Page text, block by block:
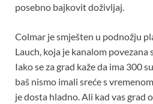
posebno bajkovit doživljaj.
Colmar je smješten u podnožju
Lauch, koja je kanalom povezana
Iako se za grad kaže da ima 300
baš nismo imali sreće s
je dosta hladno. Ali kad vas grad